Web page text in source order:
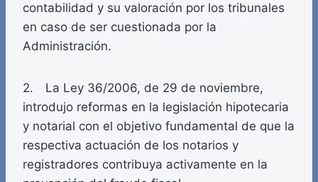
contabilidad y su valoración por los tribunales
en caso de ser cuestionada por la
Administración.
2. La Ley 36/2006, de 29 de noviembre,
introdujo reformas en la legislación hipotecaria
y notarial con el objetivo fundamental de que la
respectiva actuación de los notarios y
registradores contribuya activamente en la